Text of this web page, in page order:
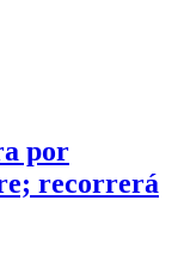
por
recorrerá